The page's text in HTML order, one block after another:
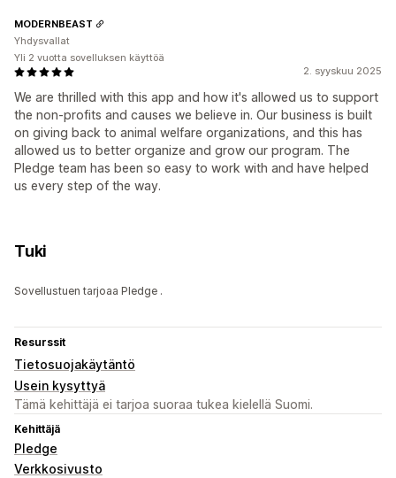
2. syyskuu 2025
We are thrilled with this app and how it's allowed us to support
the non-profits and causes we believe in. Our business is built
on giving back to animal welfare organizations, and this has
allowed us to better organize and grow our program. The
Pledge team has been so easy to work with and have helped
us every step of the way.
MODERNBEAST
Yhdysvallat
Yli 2 vuotta sovelluksen käyttöä
Tuki
Sovellustuen tarjoaa Pledge .
Resurssit
Tietosuojakäytäntö
Usein kysyttyä
Tämä kehittäjä ei tarjoa suoraa tukea kielellä Suomi.
Kehittäjä
Pledge
Verkkosivusto